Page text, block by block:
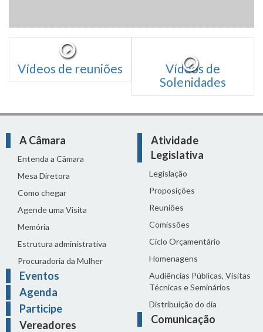
Vídeos de reuniões
Vídeos de
Solenidades
A Câmara
Entenda a Câmara
Mesa Diretora
Como chegar
Agende uma Visita
Memória
Estrutura administrativa
Procuradoria da Mulher
Eventos
Agenda
Participe
Vereadores
Atividade
Legislativa
Legislação
Proposições
Reuniões
Comissões
Ciclo Orçamentário
Homenagens
Audiências Públicas, Visitas
Técnicas e Seminários
Distribuição do dia
Comunicação